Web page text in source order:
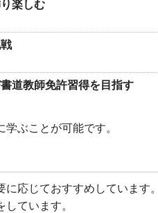
楽しむ
道教師免許習得を目指す
ぶことが可能です。
応じておすすめしています
ています。